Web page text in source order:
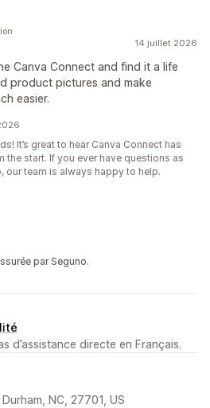
14 juillet 2026
Canva Connect and find it a life
product pictures and make
easier.
It’s great to hear Canva Connect has
the start. If you ever have questions as
our team is always happy to help.
par Seguno.
d’assistance directe en Français.
NC, 27701, US